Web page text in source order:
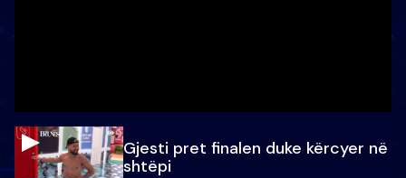
Gjesti pret finalen duke kërcyer në
shtëpi